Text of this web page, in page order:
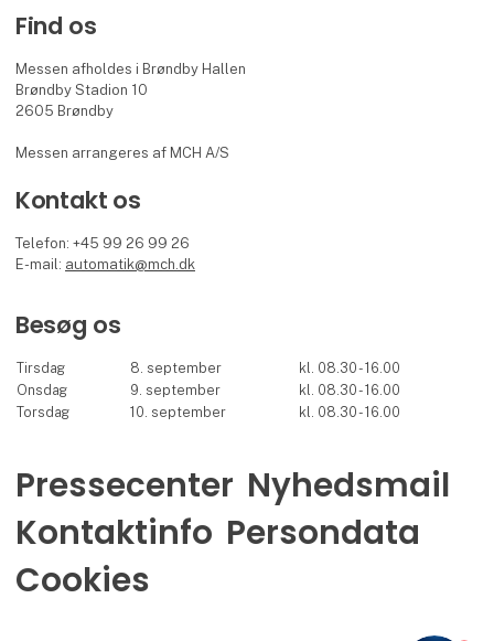
Find os
Messen afholdes i Brøndby Hallen
Brøndby Stadion 10
2605 Brøndby
Messen arrangeres af MCH A/S
Kontakt os
Telefon: +45 99 26 99 26
E-mail: automatik@mch.dk
Besøg os
Tirsdag 8. september
kl. 08.30 - 16.00
Onsdag
9. september
kl. 08.30 - 16.00
Torsdag
10. september kl. 08.30 - 16.00
Pressecenter Nyhedsmail
Kontaktinfo Persondata
Cookies